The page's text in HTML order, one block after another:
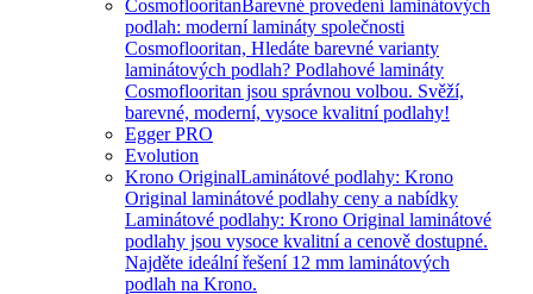
CosmoflooritanBarevné provedení laminátových
podlah: moderní lamináty společnosti
Cosmoflooritan, Hledáte barevné varianty
laminátových podlah? Podlahové lamináty
Cosmoflooritan jsou správnou volbou. Svěží,
barevné, moderní, vysoce kvalitní podlahy!
Egger PRO
Evolution
Krono OriginalLaminátové podlahy: Krono
Original laminátové podlahy ceny a nabídky
Laminátové podlahy: Krono Original laminátové
podlahy jsou vysoce kvalitní a cenově dostupné.
Najděte ideální řešení 12 mm laminátových
podlah na Krono.